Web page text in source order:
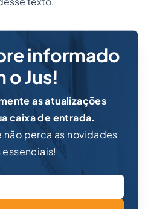
informado
o Jus!
as atualizações
caixa de entrada.
não perca as novidades
essenciais!